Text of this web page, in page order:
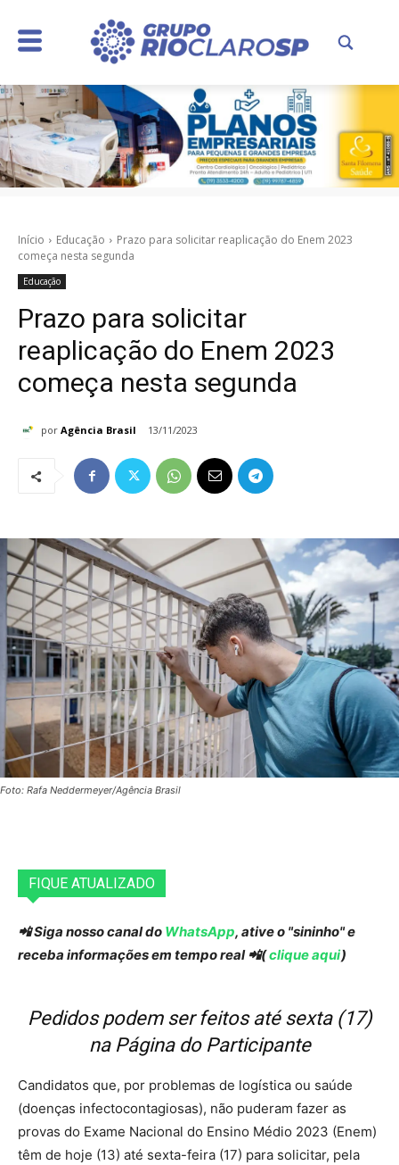
Início Educação
Prazo para solicitar reaplicação do Enem 2023
começa nesta segunda
Educação
Prazo para solicitar
reaplicação do Enem 2023
começa nesta segunda
por Agência Brasil 13/11/2023
Foto: Rafa Neddermeyer/Agência Brasil
FIQUE ATUALIZADO
📲 Siga nosso canal do WhatsApp, ative o "sininho" e
receba informações em tempo real 📲(clique aqui)
­Pedidos podem ser feitos até sexta (17)
na Página do Participante
Candidatos que, por problemas de logística ou saúde
(doenças infectocontagiosas), não puderam fazer as
provas do Exame Nacional do Ensino Médio 2023 (Enem)
têm de hoje (13) até sexta-feira (17) para solicitar, pela